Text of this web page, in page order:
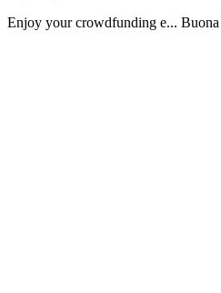
Enjoy your crowdfunding e...